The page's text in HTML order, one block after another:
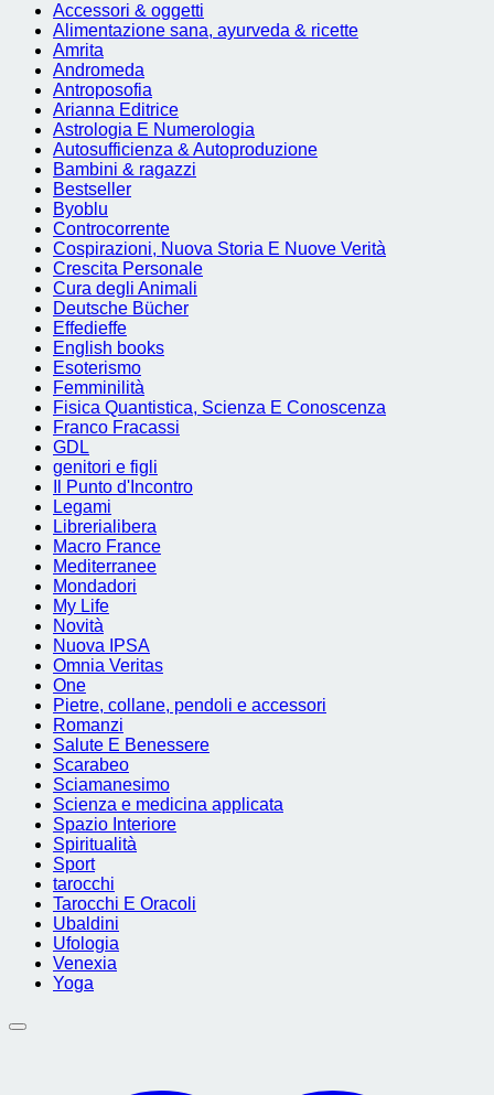
Accessori & oggetti
Alimentazione sana, ayurveda & ricette
Amrita
Andromeda
Antroposofia
Arianna Editrice
Astrologia E Numerologia
Autosufficienza & Autoproduzione
Bambini & ragazzi
Bestseller
Byoblu
Controcorrente
Cospirazioni, Nuova Storia E Nuove Verità
Crescita Personale
Cura degli Animali
Deutsche Bücher
Effedieffe
English books
Esoterismo
Femminilità
Fisica Quantistica, Scienza E Conoscenza
Franco Fracassi
GDL
genitori e figli
Il Punto d'Incontro
Legami
Librerialibera
Macro France
Mediterranee
Mondadori
My Life
Novità
Nuova IPSA
Omnia Veritas
One
Pietre, collane, pendoli e accessori
Romanzi
Salute E Benessere
Scarabeo
Sciamanesimo
Scienza e medicina applicata
Spazio Interiore
Spiritualità
Sport
tarocchi
Tarocchi E Oracoli
Ubaldini
Ufologia
Venexia
Yoga